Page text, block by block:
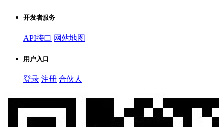
开发者服务
API接口 网站地图
用户入口
登录 注册 合伙人